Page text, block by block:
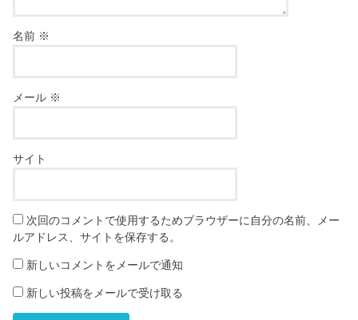
名前 ※
メール ※
サイト
次回のコメントで使用するためブラウザーに自分の名前、メー
ルアドレス、サイトを保存する。
新しいコメントをメールで通知
新しい投稿をメールで受け取る